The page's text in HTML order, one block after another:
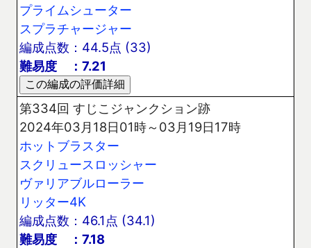
プライムシューター
スプラチャージャー
編成点数：44.5点 (33)
難易度 ：7.21
第334回 すじこジャンクション跡
2024年03月18日01時～03月19日17時
ホットブラスター
スクリュースロッシャー
ヴァリアブルローラー
リッター4K
編成点数：46.1点 (34.1)
難易度 ：7.18